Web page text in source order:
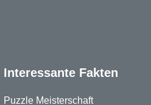
Interessante Fakten
Puzzle Meisterschaft